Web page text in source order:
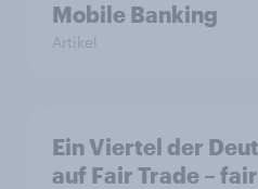
Mobile Banking
Artikel
Ein Viertel der
auf Fair Trade –